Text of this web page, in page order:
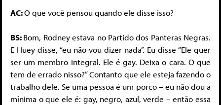
AC:O que você pensou quando ele disse isso?
BS:Bom, Rodney estava no Partido dos Panteras Negras.
E Huey disse, “eu não vou dizer nada”. Eu disse “Ele quer
ser um membro integral. Ele é gay. Deixa o cara. O que
tem de errado nisso?” Contanto que ele esteja fazendo o
trabalho dele. Se uma pessoa é um porco – eu não dou a
mínima o que ele é: gay, negro, azul, verde – então essa